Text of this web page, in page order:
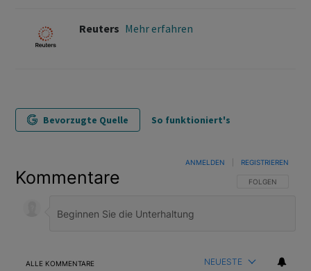
Reuters Mehr erfahren
Bevorzugte Quelle So funktioniert's
Kommentare FOLGE DIESER
FOLGEN
ANMELDEN REGISTRIEREN
ALLE KOMMENTARE NEUESTE